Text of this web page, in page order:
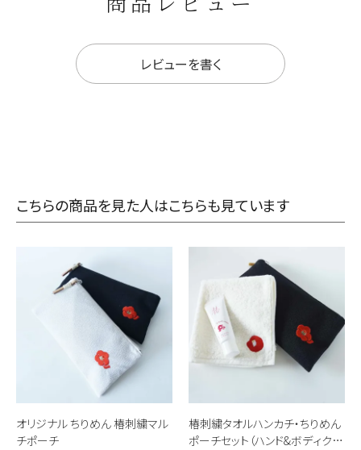
レビューを書く
こちらの商品を見た人はこちらも見ています
オリジナル ちりめん 椿刺繍マル
チポーチ
椿刺繍タオルハンカチ・ちりめん
ポーチセット（ハンド&ボディクリ